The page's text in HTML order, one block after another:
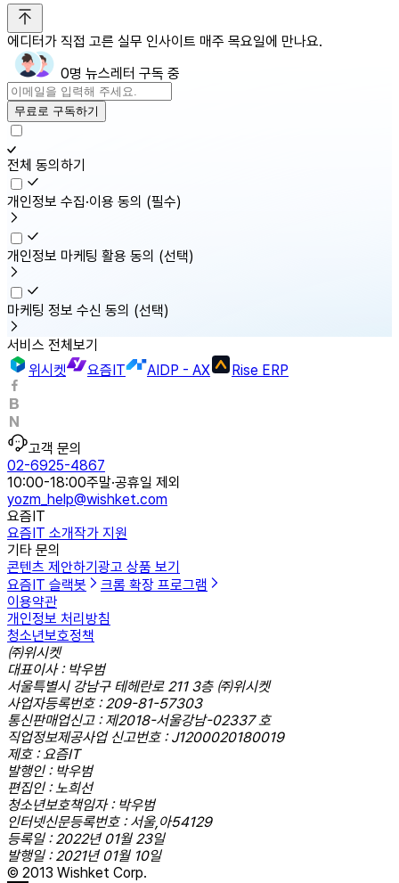
에디터가 직접 고른 실무 인사이트 매주 목요일에 만나요.
0명 뉴스레터 구독 중
무료로 구독하기
전체 동의하기
개인정보 수집·이용 동의 (필수)
개인정보 마케팅 활용 동의 (선택)
마케팅 정보 수신 동의 (선택)
서비스 전체보기
위시켓
요즘IT AIDP - AX Rise ERP
고객 문의
02-6925-4867
10:00-18:00주말·공휴일 제외
yozm_help@wishket.com
요즘IT
요즘IT 소개작가 지원
기타 문의
콘텐츠 제안하기 광고 상품 보기
요즘IT 슬랙봇
크롬 확장 프로그램
이용약관
개인정보 처리방침
청소년보호정책
㈜위시켓
대표이사 : 박우범
서울특별시 강남구 테헤란로 211 3층 ㈜위시켓
사업자등록번호 : 209-81-57303
통신판매업신고 : 제2018-서울강남-02337 호
직업정보제공사업 신고번호 : J1200020180019
제호 : 요즘IT
발행인 : 박우범
편집인 : 노희선
청소년보호책임자 : 박우범
인터넷신문등록번호 : 서울,아54129
등록일 : 2022년 01월 23일
발행일 : 2021년 01월 10일
© 2013 Wishket Corp.